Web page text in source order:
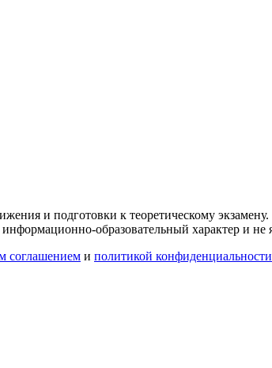
и подготовки к теоретическому
образовательный характер и не
соглашением и политикой конфиденциальности